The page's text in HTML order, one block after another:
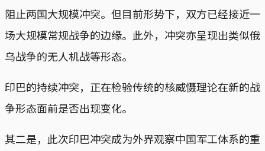
阻止两国大规模冲突。但目前形势下，双方已经接近一
场大规模常规战争的边缘。此外，冲突亦呈现出类似俄
乌战争的无人机战等形态。
印巴的持续冲突，正在检验传统的核威慑理论在新的战
争形态面前是否出现变化。
其二是，此次印巴冲突成为外界观察中国军工体系的重